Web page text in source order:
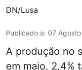
DN/Lusa
Publicado a: 07
A produção no
em maio, 2,4%